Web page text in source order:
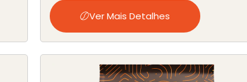
Ver Mais Detalhes